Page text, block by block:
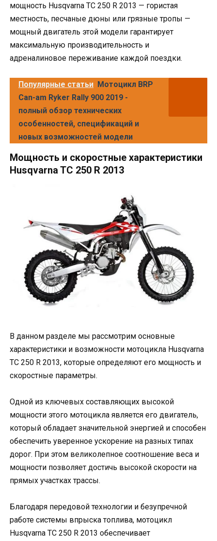
мощность Husqvarna TC 250 R 2013 — гористая
местность, песчаные дюны или грязные тропы —
мощный двигатель этой модели гарантирует
максимальную производительность и
адреналиновое переживание каждой поездки.
Популярные статьи Мотоцикл BRP
Can-am Ryker Rally 900 2019 -
полный обзор технических
особенностей, спецификаций и
новых возможностей модели
Мощность и скоростные характеристики
Husqvarna TC 250 R 2013
В данном разделе мы рассмотрим основные
характеристики и возможности мотоцикла Husqvarna
TC 250 R 2013, которые определяют его мощность и
скоростные параметры.
Одной из ключевых составляющих высокой
мощности этого мотоцикла является его двигатель,
который обладает значительной энергией и способен
обеспечить уверенное ускорение на разных типах
дорог. При этом великолепное соотношение веса и
мощности позволяет достичь высокой скорости на
прямых участках трассы.
Благодаря передовой технологии и безупречной
работе системы впрыска топлива, мотоцикл
Husqvarna TC 250 R 2013 обеспечивает